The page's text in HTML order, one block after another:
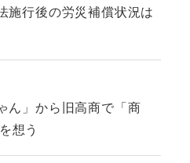
行後の労災補償状況は
」から旧高商で「商
想う